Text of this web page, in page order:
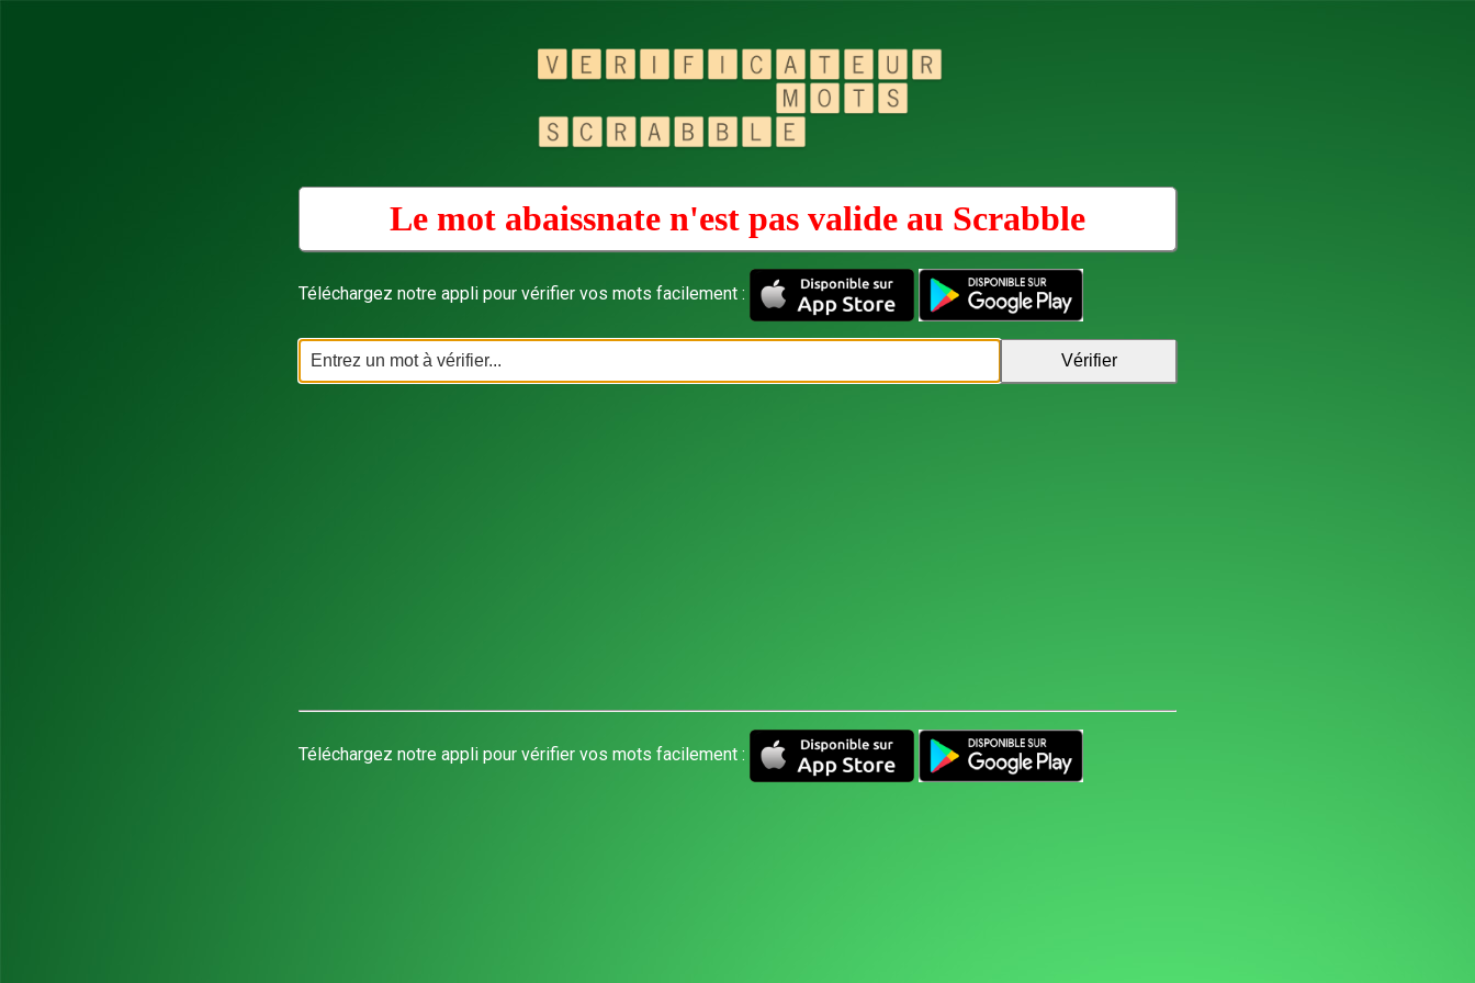
Le mot abaissnate n'est pas valide au Scrabble
Téléchargez notre appli pour vérifier vos mots facilement :
Téléchargez notre appli pour vérifier vos mots facilement :